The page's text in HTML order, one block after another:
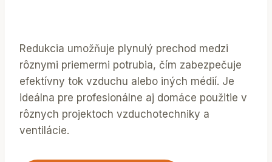
Redukcia umožňuje plynulý prechod medzi
rôznymi priemermi potrubia, čím zabezpečuje
efektívny tok vzduchu alebo iných médií. Je
ideálna pre profesionálne aj domáce použitie v
rôznych projektoch vzduchotechniky a
ventilácie.